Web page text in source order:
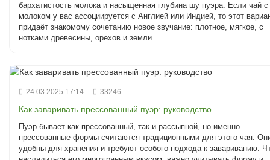
бархатистость молока и насыщенная глубина шу пуэра. Если чай с
молоком у вас ассоциируется с Англией или Индией, то этот
придаёт знакомому сочетанию новое звучание: плотное, мягкое, с
нотками древесины, орехов и земли. ..
24.03.2025 17:14 33246
Как заваривать прессованный пуэр: руководство
Пуэр бывает как прессованный, так и рассыпной, но именно
прессованные формы считаются традиционными для этого чая.
удобны для хранения и требуют особого подхода к завариванию.